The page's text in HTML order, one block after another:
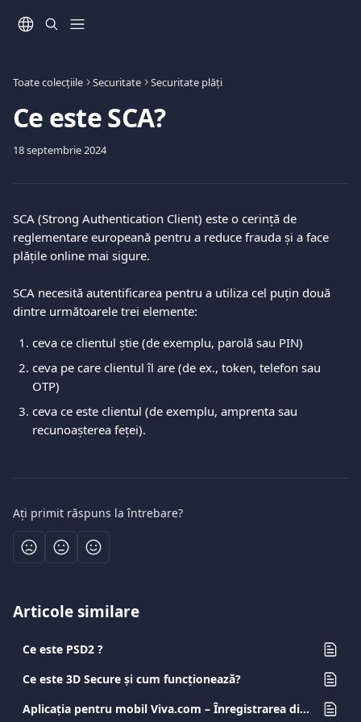
Toate colecțiile Securitate Securitate plăți
Ce este SCA?
18 septembrie 2024
SCA (Strong Authentication Client) este o cerință de
reglementare europeană pentru a reduce frauda și a face
plățile online mai sigure.
SCA necesită autentificarea pentru a utiliza cel puțin două
dintre următoarele trei elemente:
ceva ce clientul știe (de exemplu, parolă sau PIN)
ceva pe care clientul îl are (de ex., token, telefon sau
OTP)
ceva ce este clientul (de exemplu, amprenta sau
recunoașterea feței).
Ați primit răspuns la întrebare?
Articole similare
Ce este PSD2 ?
Ce este 3D Secure și cum funcționează?
Aplicația pentru mobil Viva.com – Înregistrarea dispozitivului